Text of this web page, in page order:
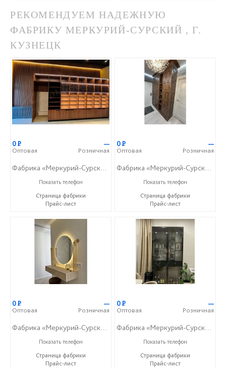
РЕКОМЕНДУЕМ НАДЕЖНУЮ
ФАБРИКУ МЕРКУРИЙ-СУРСКИЙ , Г.
КУЗНЕЦК
0Р
Оптовая
—
Розничная
Фабрика «Меркурий-Сурский»
+7 (8415) 73-05-06
Показать телефон
Страница фабрики
Прайс-лист
0Р
Оптовая
—
Розничная
Фабрика «Меркурий-Сурский»
+7 (8415) 73-05-06
Показать телефон
Страница фабрики
Прайс-лист
0Р
Оптовая
—
Розничная
Фабрика «Меркурий-Сурский»
+7 (8415) 73-05-06
Показать телефон
Страница фабрики
Прайс-лист
0Р
Оптовая
—
Розничная
Фабрика «Меркурий-Сурский»
+7 (8415) 73-05-06
Показать телефон
Страница фабрики
Прайс-лист